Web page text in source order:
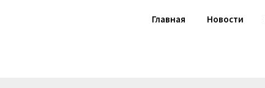
Главная Новости